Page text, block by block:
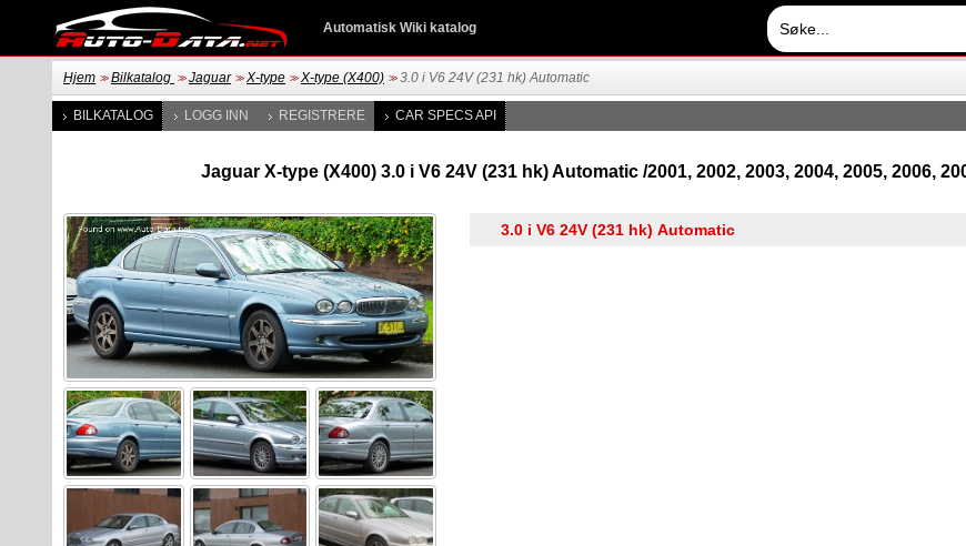
Automatisk Wiki katalog
Hjem >> Bilkatalog >> Jaguar >> X-type >> X-type (X400) >> 3.0 i V6 24V (231 hk) Automatic
BILKATALOG LOGG INN REGISTRERE CAR SPECS API
Jaguar X-type (X400) 3.0 i V6 24V (231 hk) Automatic /2001, 2002, 2003, 2004, 2005, 2006,